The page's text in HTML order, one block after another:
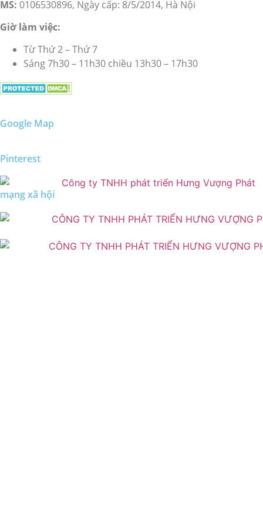
MS: 0106530896, Ngày cấp: 8/5/2014, Hà Nội
Giờ làm việc:
Từ Thứ 2 – Thứ 7
Sáng 7h30 – 11h30 chiều 13h30 – 17h30
Google Map
Pinterest
mạng xã hội